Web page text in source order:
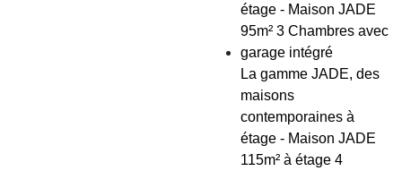
étage - Maison JADE
95m² 3 Chambres avec
garage intégré
La gamme JADE, des
maisons
contemporaines à
étage - Maison JADE
115m² à étage 4